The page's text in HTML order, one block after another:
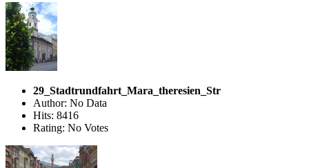
29_Stadtrundfahrt_Mara_theresien_Str
Author: No Data
Hits: 8416
Rating: No Votes